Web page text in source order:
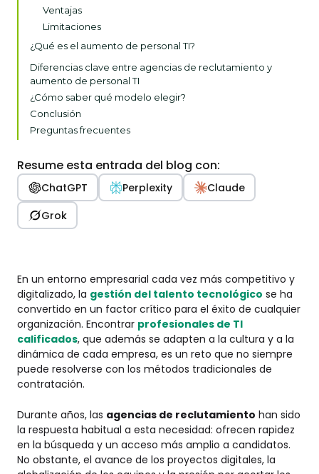
Ventajas
Limitaciones
¿Qué es el aumento de personal TI?
Principales características
Ventajas
Limitaciones
Diferencias clave entre agencias de reclutamiento y
aumento de personal TI
¿Cómo saber qué modelo elegir?
Conclusión
Preguntas frecuentes
Resume esta entrada del blog con:
ChatGPT Perplexity
Claude
Grok
En un entorno empresarial cada vez más competitivo y
digitalizado, la gestión del talento tecnológico se ha
convertido en un factor crítico para el éxito de cualquier
organización. Encontrar profesionales de TI
calificados, que además se adapten a la cultura y a la
dinámica de cada empresa, es un reto que no siempre
puede resolverse con los métodos tradicionales de
contratación.
Durante años, las agencias de reclutamiento han sido
la respuesta habitual a esta necesidad: ofrecen rapidez
en la búsqueda y un acceso más amplio a candidatos.
No obstante, el avance de los proyectos digitales, la